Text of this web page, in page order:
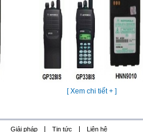
[ Xem chi tiết + ]
Giải pháp Tin tức Liên hệ